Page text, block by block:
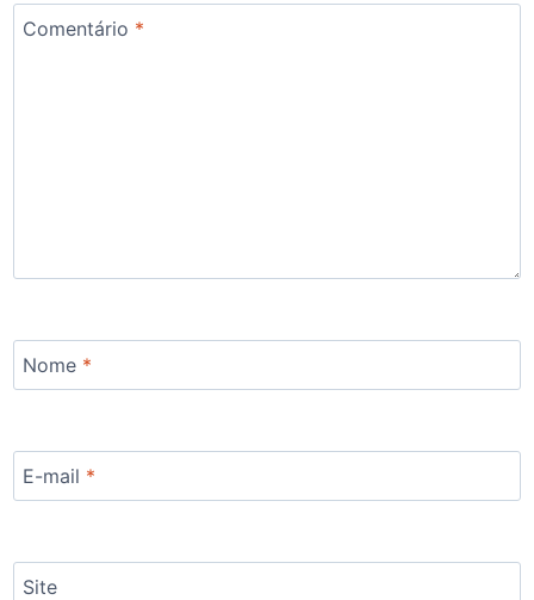
Comentário *
Nome *
E-mail *
Site